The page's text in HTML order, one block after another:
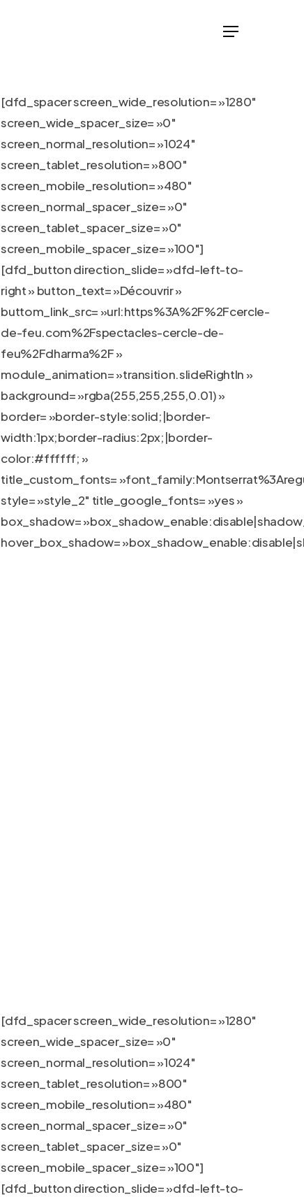
Menu
[dfd_spacer screen_wide_resolution= »1280″
screen_wide_spacer_size= »0″
screen_normal_resolution= »1024″
screen_tablet_resolution= »800″
screen_mobile_resolution= »480″
screen_normal_spacer_size= »0″
screen_tablet_spacer_size= »0″
screen_mobile_spacer_size= »100″]
[dfd_button direction_slide= »dfd-left-to-
right » button_text= »Découvrir »
buttom_link_src= »url:https%3A%2F%2Fcercle-
de-feu.com%2Fspectacles-cercle-de-
feu%2Fdharma%2F »
module_animation= »transition.slideRightIn »
background= »rgba(255,255,255,0.01) »
border= »border-style:solid;|border-
width:1px;border-radius:2px;|border-
color:#ffffff; »
title_custom_fonts=
style= »style_2″ title_google_fonts= »yes »
box_shadow=
hover_box_shadow=
[dfd_spacer screen_wide_resolution= »1280″
screen_wide_spacer_size= »0″
screen_normal_resolution= »1024″
screen_tablet_resolution= »800″
screen_mobile_resolution= »480″
screen_normal_spacer_size= »0″
screen_tablet_spacer_size= »0″
screen_mobile_spacer_size= »100″]
[dfd_button direction_slide= »dfd-left-to-